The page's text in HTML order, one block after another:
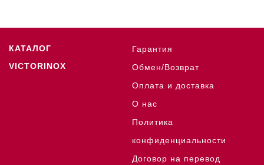
КАТАЛОГ
VICTORINOX
Гарантия
Обмен/Возврат
Оплата и доставка
О нас
Политика
конфиденциальности
Договор на перевод